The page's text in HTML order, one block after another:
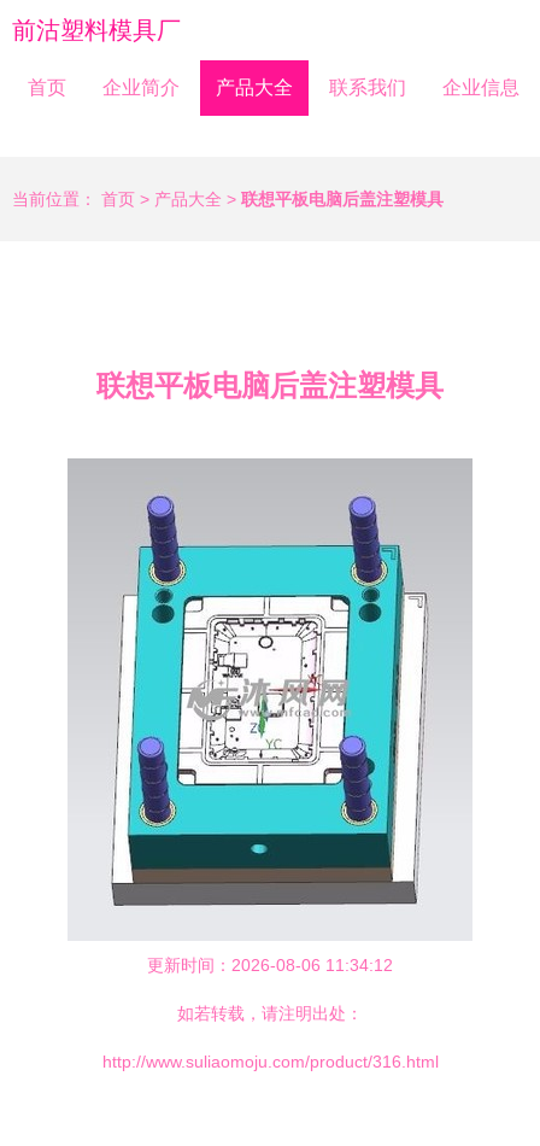
前沽塑料模具厂
首页 企业简介 产品大全 联系我们 企业信息
当前位置： 首页 > 产品大全 > 联想平板电脑后盖注塑模具
联想平板电脑后盖注塑模具
更新时间：2026-08-06 11:34:12
如若转载，请注明出处：
http://www.suliaomoju.com/product/316.html